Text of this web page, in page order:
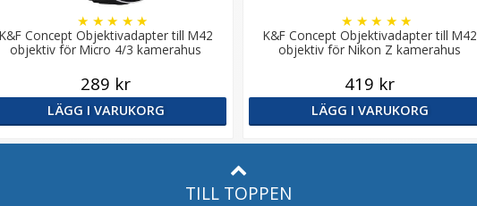
K&F Concept Objektivadapter till M42
objektiv för Micro 4/3 kamerahus
★ ★ ★ ★ ★
289 kr
LÄGG I VARUKORG
K&F Concept Objektivadapter till M42
objektiv för Nikon Z kamerahus
★ ★ ★ ★ ★
419 kr
LÄGG I VARUKORG
TILL TOPPEN